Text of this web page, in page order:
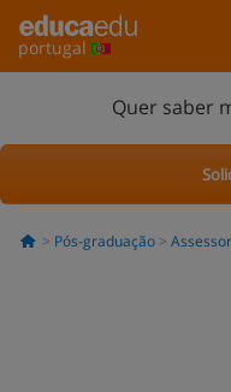
portugal
Quer saber
Pós-graduação